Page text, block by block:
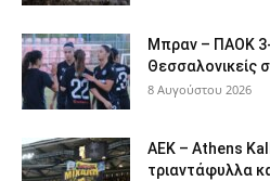
Μπραν – ΠΑΟΚ 3-
Θεσσαλονικείς
8 Αυγούστου 2026
ΑΕΚ – Athens
τριαντάφυλλα